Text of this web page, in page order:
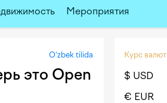
Мероприятия
O‘zbek tilida
это Open
Курс валют
$ USD
€ EUR